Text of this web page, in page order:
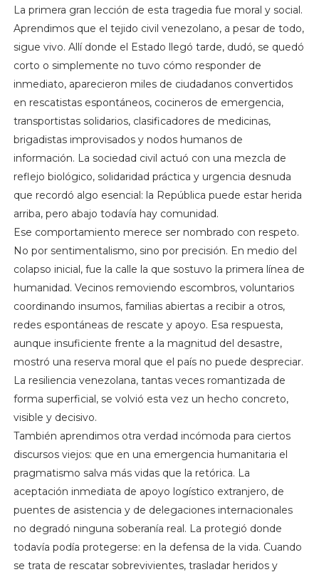
La primera gran lección de esta tragedia fue moral y social.
Aprendimos que el tejido civil venezolano, a pesar de todo,
sigue vivo. Allí donde el Estado llegó tarde, dudó, se quedó
corto o simplemente no tuvo cómo responder de
inmediato, aparecieron miles de ciudadanos convertidos
en rescatistas espontáneos, cocineros de emergencia,
transportistas solidarios, clasificadores de medicinas,
brigadistas improvisados y nodos humanos de
información. La sociedad civil actuó con una mezcla de
reflejo biológico, solidaridad práctica y urgencia desnuda
que recordó algo esencial: la República puede estar herida
arriba, pero abajo todavía hay comunidad.
Ese comportamiento merece ser nombrado con respeto.
No por sentimentalismo, sino por precisión. En medio del
colapso inicial, fue la calle la que sostuvo la primera línea de
humanidad. Vecinos removiendo escombros, voluntarios
coordinando insumos, familias abiertas a recibir a otros,
redes espontáneas de rescate y apoyo. Esa respuesta,
aunque insuficiente frente a la magnitud del desastre,
mostró una reserva moral que el país no puede despreciar.
La resiliencia venezolana, tantas veces romantizada de
forma superficial, se volvió esta vez un hecho concreto,
visible y decisivo.
También aprendimos otra verdad incómoda para ciertos
discursos viejos: que en una emergencia humanitaria el
pragmatismo salva más vidas que la retórica. La
aceptación inmediata de apoyo logístico extranjero, de
puentes de asistencia y de delegaciones internacionales
no degradó ninguna soberanía real. La protegió donde
todavía podía protegerse: en la defensa de la vida. Cuando
se trata de rescatar sobrevivientes, trasladar heridos y